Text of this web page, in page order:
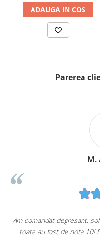
ADAUGA IN COS
Parerea
M.
Am comandat degresant,
toate au fost de nota 10!